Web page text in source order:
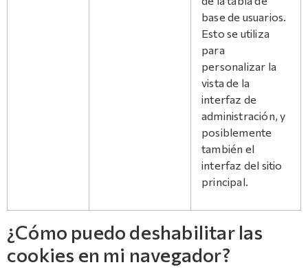
base de usuarios.
Esto se utiliza
para
personalizar la
vista de la
interfaz de
administración, y
posiblemente
también el
interfaz del sitio
principal.
¿Cómo puedo deshabilitar las
cookies en mi navegador?